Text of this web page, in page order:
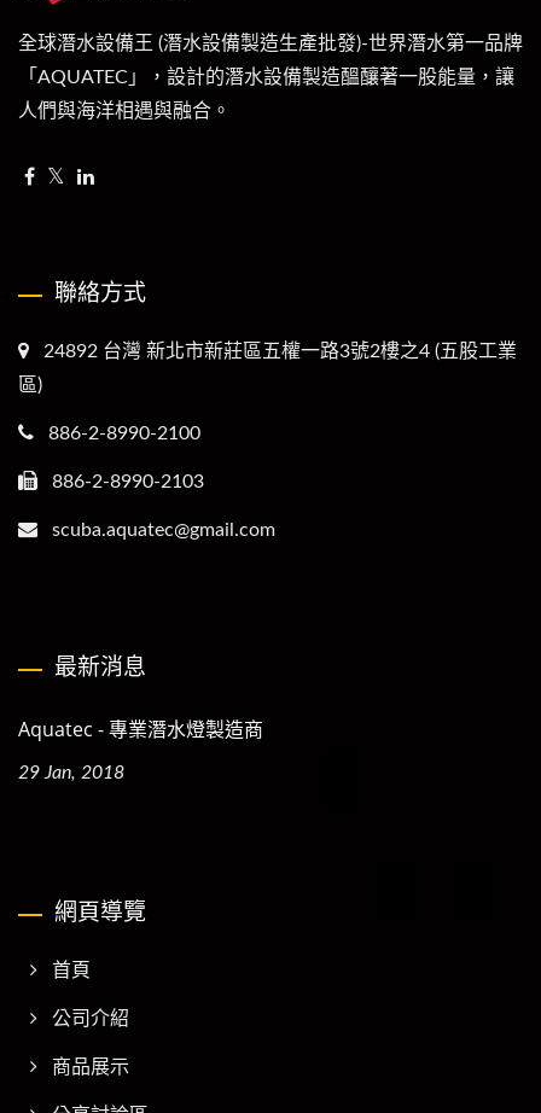
全球潛水設備王 (潛水設備製造生產批發)-世界潛水第一品牌
「AQUATEC」，設計的潛水設備製造醞釀著一股能量，讓
人們與海洋相遇與融合。
聯絡方式
24892 台灣 新北市新莊區五權一路3號2樓之4 (五股工業
區)
886-2-8990-2100
886-2-8990-2103
scuba.aquatec@gmail.com
最新消息
Aquatec - 專業潛水燈製造商
29 Jan, 2018
網頁導覽
首頁
公司介紹
商品展示